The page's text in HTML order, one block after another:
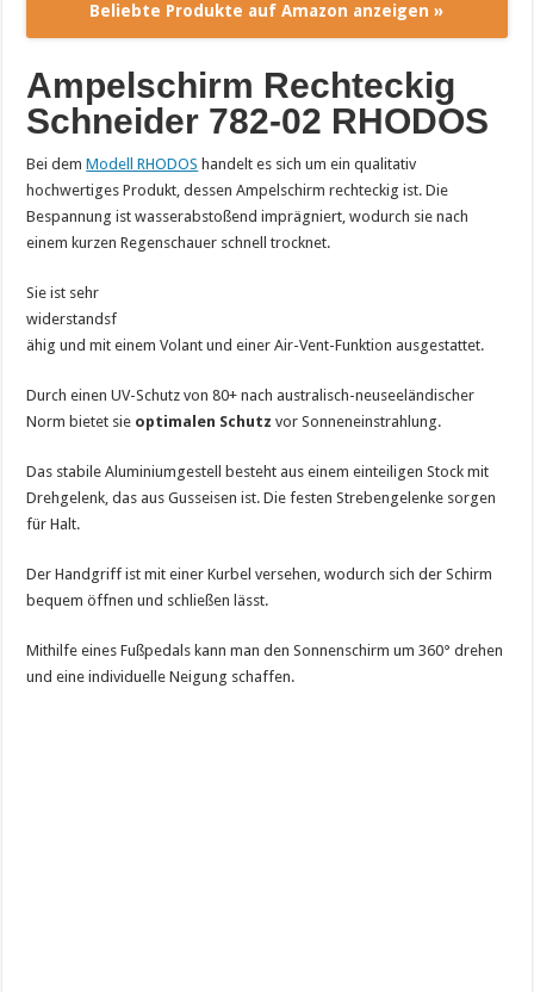
Beliebte Produkte auf Amazon anzeigen »
Ampelschirm Rechteckig
Schneider 782-02 RHODOS
Bei demModell RHODOS handelt es sich um ein qualitativ
hochwertiges Produkt, dessen Ampelschirm rechteckig ist. Die
Bespannung ist wasserabstoßend imprägniert, wodurch sie nach
einem kurzen Regenschauer schnell trocknet.
Sie ist sehr
widerstandsf
ähig und mit einem Volant und einer Air-Vent-Funktion ausgestattet.
Durch einen UV-Schutz von 80+ nach australisch-neuseeländischer
Norm bietet sie optimalen Schutz vor Sonneneinstrahlung.
Das stabile Aluminiumgestell besteht aus einem einteiligen Stock mit
Drehgelenk, das aus Gusseisen ist. Die festen Strebengelenke sorgen
für Halt.
Der Handgriff ist mit einer Kurbel versehen, wodurch sich der Schirm
bequem öffnen und schließen lässt.
Mithilfe eines Fußpedals kann man den Sonnenschirm um 360° drehen
und eine individuelle Neigung schaffen.